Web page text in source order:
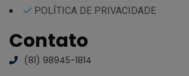
POLÍTICA DE PRIVACIDADE
Contato
(81) 98945-1814